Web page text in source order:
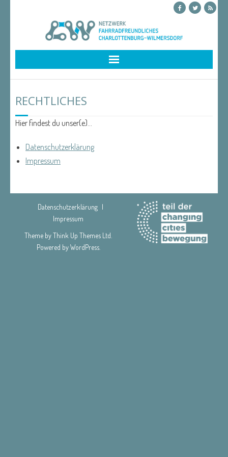
RECHTLICHES
Hier findest du unser(e)…
Datenschutzerklärung
Impressum
Datenschutzerklärung
Impressum
Theme byThink Up Themes Ltd
Powered byWordPress.